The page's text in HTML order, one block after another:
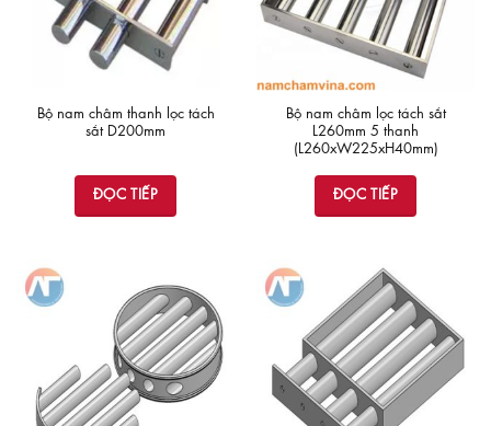
Bộ nam châm thanh lọc tách
sắt D200mm
ĐỌC TIẾP
Bộ nam châm lọc tách sắt
L260mm 5 thanh
(L260xW225xH40mm)
ĐỌC TIẾP